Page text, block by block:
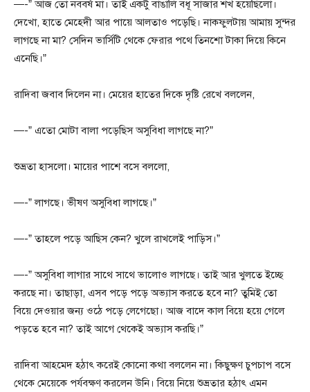
—-” আজ তো নববর্ষ মা। তাই একটু বাঙালি বধূ সাজার শখ হয়েছিলো।
দেখো, হাতে মেহেদী আর পায়ে আলতাও পড়েছি। নাকফুলটায় আমায় সুন্দর
লাগছে না মা? সেদিন ভার্সিটি থেকে ফেরার পথে তিনশো টাকা দিয়ে কিনে
এনেছি।”
রাদিবা জবাব দিলেন না। মেয়ের হাতের দিকে দৃষ্টি রেখে বললেন,
—-” এতো মোটা বালা পড়েছিস অসুবিধা লাগছে না?”
শুভ্রতা হাসলো। মায়ের পাশে বসে বললো,
—-” লাগছে। ভীষণ অসুবিধা লাগছে।”
—-” তাহলে পড়ে আছিস কেন? খুলে রাখলেই পাড়িস।”
—-” অসুবিধা লাগার সাথে সাথে ভালোও লাগছে। তাই আর খুলতে ইচ্ছে
করছে না। তাছাড়া, এসব পড়ে পড়ে অভ্যাস করতে হবে না? তুমিই তো
বিয়ে দেওয়ার জন্য ওঠে পড়ে লেগেছো। আজ বাদে কাল বিয়ে হয়ে গেলে
পড়তে হবে না? তাই আগে থেকেই অভ্যাস করছি।”
রাদিবা আহমেদ হঠাৎ করেই কোনো কথা বললেন না। কিছুক্ষণ চুপচাপ বসে
থেকে মেয়েকে পর্যবক্ষণ করলেন উনি। বিয়ে নিয়ে শুভ্রতার হঠাৎ এমন